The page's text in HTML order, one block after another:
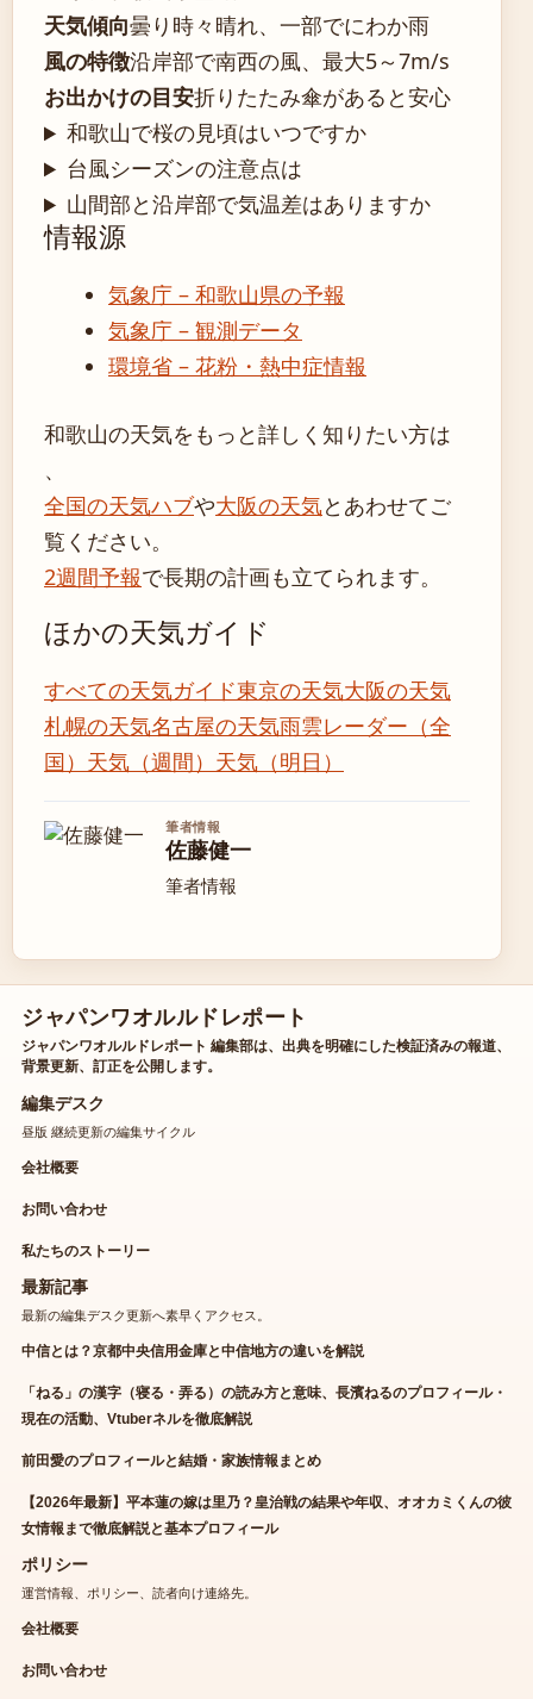
天気傾向曇り時々晴れ、一部でにわか雨
風の特徴沿岸部で南西の風、最大5～7m/s
お出かけの目安折りたたみ傘があると安心
和歌山で桜の見頃はいつですか
台風シーズンの注意点は
山間部と沿岸部で気温差はありますか
情報源
気象庁 – 和歌山県の予報
気象庁 – 観測データ
環境省 – 花粉・熱中症情報
和歌山の天気をもっと詳しく知りたい方は
、
全国の天気ハブや大阪の天気とあわせてご
覧ください。
2週間予報で長期の計画も立てられます。
ほかの天気ガイド
すべての天気ガイド東京の天気大阪の天気
札幌の天気名古屋の天気雨雲レーダー（全
国） 天気（週間） 天気（明日）
筆者情報
佐藤健一
筆者情報
ジャパンワオルルドレポート
ジャパンワオルルドレポート 編集部は、出典を明確にした検証済みの報道、
背景更新、訂正を公開します。
編集デスク
昼版 継続更新の編集サイクル
会社概要
お問い合わせ
私たちのストーリー
最新記事
最新の編集デスク更新へ素早くアクセス。
中信とは？京都中央信用金庫と中信地方の違いを解説
「ねる」の漢字（寝る・弄る）の読み方と意味、長濱ねるのプロフィール・
現在の活動、Vtuberネルを徹底解説
前田愛のプロフィールと結婚・家族情報まとめ
【2026年最新】平本蓮の嫁は里乃？皇治戦の結果や年収、オオカミくんの彼
女情報まで徹底解説と基本プロフィール
ポリシー
運営情報、ポリシー、読者向け連絡先。
会社概要
お問い合わせ